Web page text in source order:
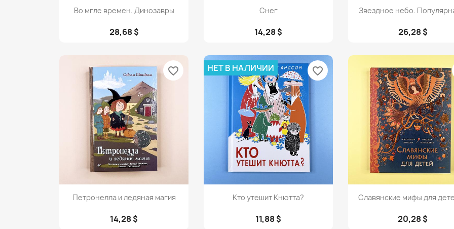
Просмотр
Во мгле времен. Динозавры
28,68 $
Просмотр
Снег
14,28 $
Просмотр
Звездное небо.
26,28 $
Просмотр
Петронелла и ледяная магия
14,28 $
favorite_border
Просмотр
Кто утешит Кнютта?
11,88 $
НЕТ В НАЛИЧИИ favorite_border
Просмотр
Славянские мифы для
20,28 $